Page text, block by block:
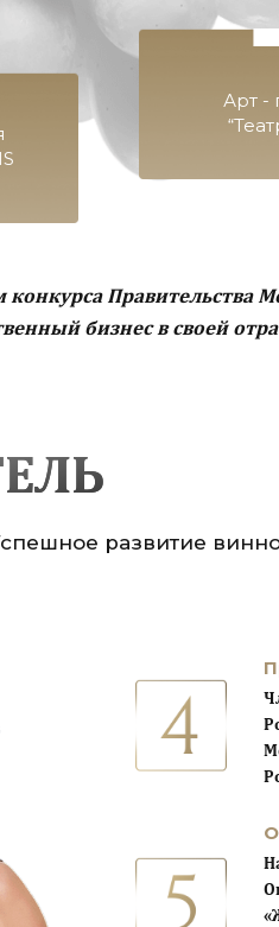
Арт -
конкурса Правительства
бизнес в своей
развитие